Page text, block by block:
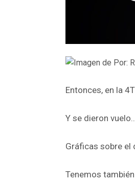
Entonces, en la
Y se dieron
Gráficas sobre el
Tenemos